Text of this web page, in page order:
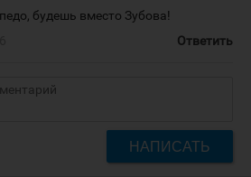
будешь вместо Зубова!
Ответить
НАПИСАТЬ